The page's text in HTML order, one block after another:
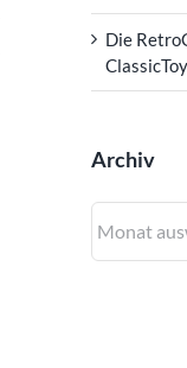
Die
Archiv